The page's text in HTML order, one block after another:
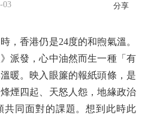
03 分享
香港仍是24度的和煦氣溫。
派發，心中油然而生一種「有
暖。映入眼簾的報紙頭條，是
煙四起、天怒人怨，地緣政治
共同面對的課題。想到此時此